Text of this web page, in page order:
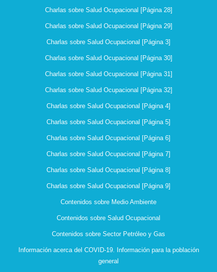
Charlas sobre Salud Ocupacional [Página 28]
Charlas sobre Salud Ocupacional [Página 29]
Charlas sobre Salud Ocupacional [Página 3]
Charlas sobre Salud Ocupacional [Página 30]
Charlas sobre Salud Ocupacional [Página 31]
Charlas sobre Salud Ocupacional [Página 32]
Charlas sobre Salud Ocupacional [Página 4]
Charlas sobre Salud Ocupacional [Página 5]
Charlas sobre Salud Ocupacional [Página 6]
Charlas sobre Salud Ocupacional [Página 7]
Charlas sobre Salud Ocupacional [Página 8]
Charlas sobre Salud Ocupacional [Página 9]
Contenidos sobre Medio Ambiente
Contenidos sobre Salud Ocupacional
Contenidos sobre Sector Petróleo y Gas
Información acerca del COVID-19. Información para la población
general